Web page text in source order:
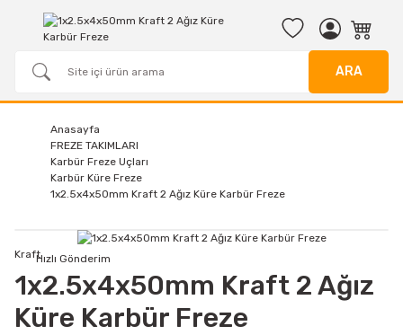
ARA
Anasayfa
FREZE TAKIMLARI
Karbür Freze Uçları
Karbür Küre Freze
1x2.5x4x50mm Kraft 2 Ağız Küre Karbür Freze
Hızlı Gönderim
Kraft
1x2.5x4x50mm Kraft 2 Ağız
Küre Karbür Freze